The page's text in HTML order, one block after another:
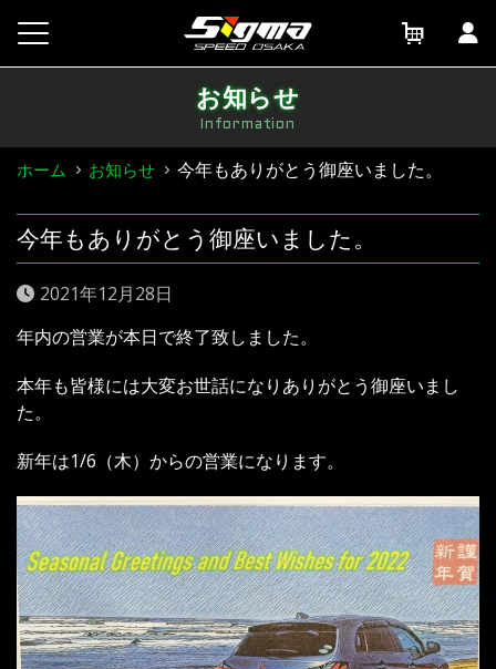
content
お知らせ
Information
ホーム お知らせ 今年もありがとう御座いました。
今年もありがとう御座いました。
2021年12月28日
年内の営業が本日で終了致しました。
本年も皆様には大変お世話になりありがとう御座いまし
た。
新年は1/6（木）からの営業になります。